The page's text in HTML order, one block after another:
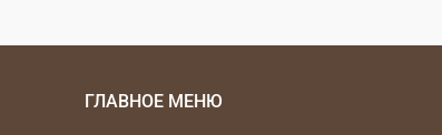
ГЛАВНОЕ МЕНЮ